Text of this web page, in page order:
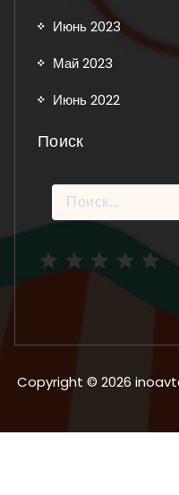
Июнь 2023
Май 2023
Июнь 2022
Поиск
Найти:
Copyright © 2026